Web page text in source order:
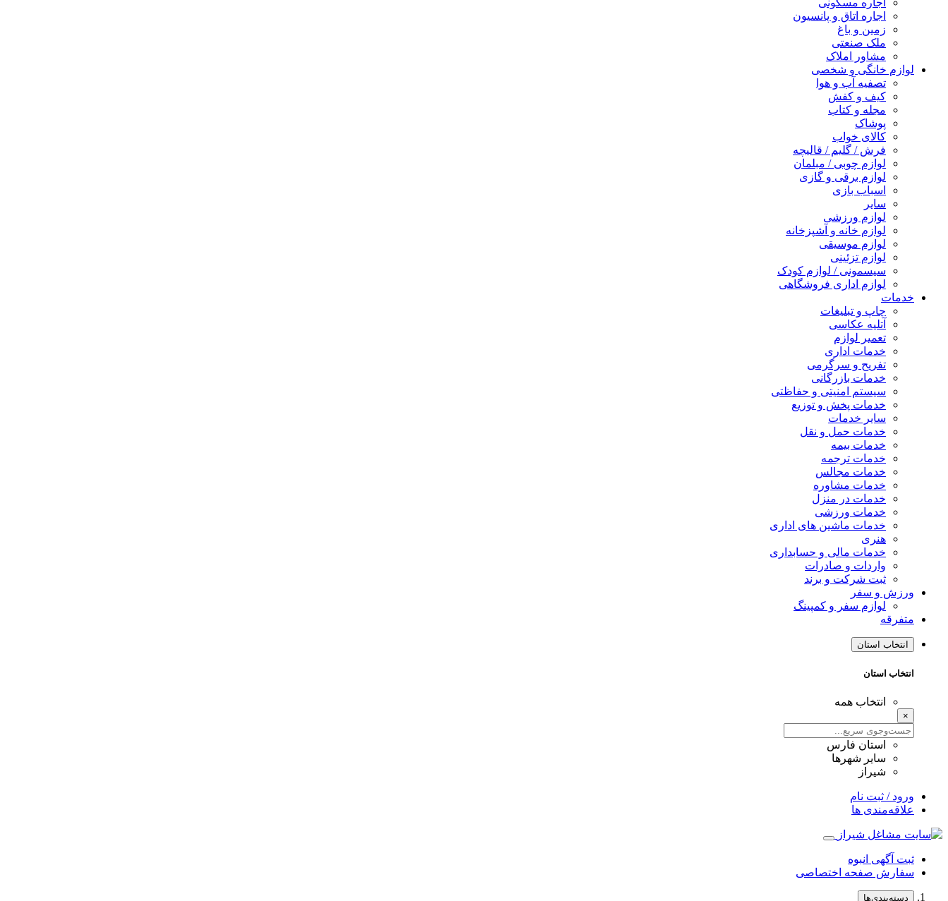
اجاره مسکونی
اجاره اتاق و پانسیون
زمین و باغ
ملک صنعتی
مشاور املاک
لوازم خانگی و شخصی
تصفیه آب و هوا
کیف و کفش
مجله و کتاب
پوشاک
کالای خواب
فرش / گلیم / قالیچه
لوازم چوبی / مبلمان
لوازم برقی و گازی
اسباب بازی
سایر
لوازم ورزشی
لوازم خانه و آشپزخانه
لوازم موسیقی
لوازم تزئینی
سیسمونی / لوازم کودک
لوازم اداری فروشگاهی
خدمات
چاپ و تبلیغات
آتلیه عکاسی
تعمیر لوازم
خدمات اداری
تفریح و سرگرمی
خدمات بازرگانی
سیستم امنیتی و حفاظتی
خدمات پخش و توزیع
سایر خدمات
خدمات حمل و نقل
خدمات بیمه
خدمات ترجمه
خدمات مجالس
خدمات مشاوره
خدمات در منزل
خدمات ورزشی
خدمات ماشین های اداری
هنری
خدمات مالی و حسابداری
واردات و صادرات
ثبت شرکت و برند
ورزش و سفر
لوازم سفر و کمپینگ
متفرقه
انتخاب استان
انتخاب استان
انتخاب همه
×
استان فارس
سایر شهرها
شیراز
ورود / ثبت نام
علاقه‌مندی ها
ثبت آگهی انبوه
سفارش صفحه اختصاصی
دسته‌بندی‌ها